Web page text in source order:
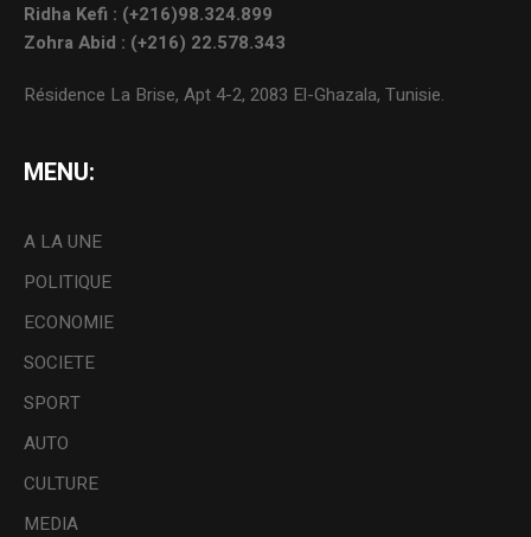
Ridha Kefi : (+216)98.324.899
Zohra Abid : (+216) 22.578.343
Résidence La Brise, Apt 4-2, 2083 El-Ghazala, Tunisie.
MENU:
A LA UNE
POLITIQUE
ECONOMIE
SOCIETE
SPORT
AUTO
CULTURE
MEDIA